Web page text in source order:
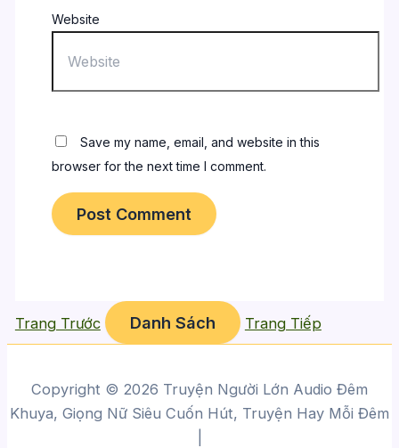
Website
Save my name, email, and website in this
browser for the next time I comment.
Trang Trước Danh Sách Trang Tiếp
Copyright © 2026 Truyện Người Lớn Audio Đêm
Khuya, Giọng Nữ Siêu Cuốn Hút, Truyện Hay Mỗi Đêm